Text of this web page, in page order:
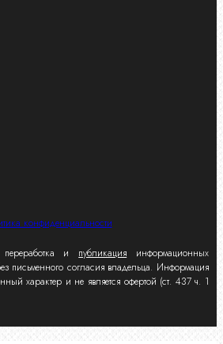
конфиденциальности
и публикация информационных
письменного согласия владельца. Информация
характер и не является офертой (ст. 437 ч. 1